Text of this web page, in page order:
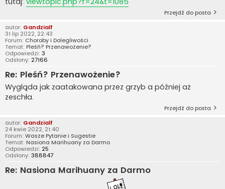
Przejdź do posta
autor: Gandzialf
31 lip 2022, 22:43
Forum: Choroby i Dolegliwości
Temat: Pleśń? Przenawożenie?
Odpowiedzi: 3
Odsłony: 27166
Re: Pleśń? Przenawożenie?
Wygląda jak zaatakowana przez grzyb a później aż
zeschła.
Przejdź do posta
autor: Gandzialf
24 kwie 2022, 21:40
Forum: Wasze Pytanie i Sugestie
Temat: Nasiona Marihuany za Darmo
Odpowiedzi: 25
Odsłony: 388847
Re: Nasiona Marihuany za Darmo